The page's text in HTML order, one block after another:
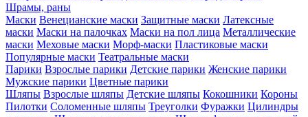
Шрамы, раны
Маски Венецианские маски Защитные маски Латексные
маски Маски на палочках Маски на пол лица Металлические
маски Меховые маски Морф-маски Пластиковые маски
Популярные маски Театральные маски
Парики Взрослые парики Детские парики Женские парики
Мужские парики Цветные парики
Шляпы Взрослые шляпы Детские шляпы Кокошники Короны
Пилотки Соломенные шляпы Треуголки Фуражки Цилиндры